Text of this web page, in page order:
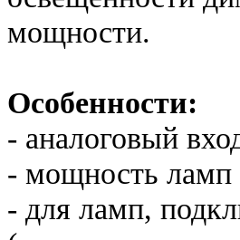
мощности.
Особенности:
- аналоговый
- мощность ламп
- для ламп,